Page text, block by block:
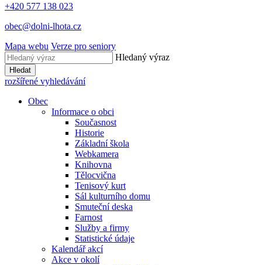
+420 577 138 023
obec@dolni-lhota.cz
Mapa webu Verze pro seniory
Hledaný výraz
Hledat
rozšířené vyhledávání
Obec
Informace o obci
Současnost
Historie
Základní škola
Webkamera
Knihovna
Tělocvična
Tenisový kurt
Sál kulturního domu
Smuteční deska
Farnost
Služby a firmy
Statistické údaje
Kalendář akcí
Akce v okolí